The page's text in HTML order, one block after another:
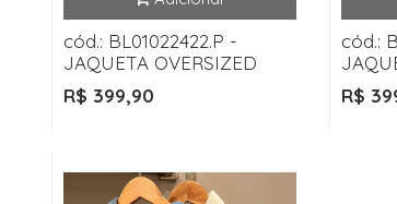
cód.: BL01022422.P -
JAQUETA OVERSIZED
R$ 399,90
cód.:
R$